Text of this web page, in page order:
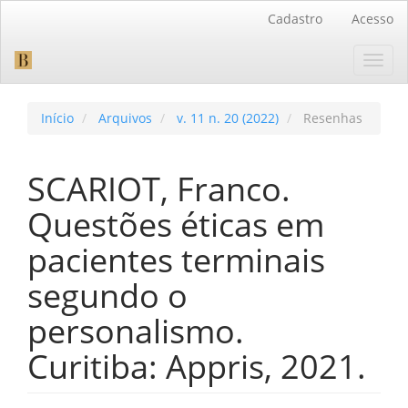
Barra
Cadastro Acesso
Início Arquivos v. 11 n. 20 (2022) Resenhas
SCARIOT, Franco.
Questões éticas em
pacientes terminais
segundo o
personalismo.
Curitiba: Appris, 2021.